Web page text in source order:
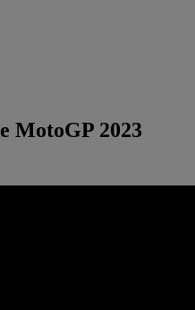
MotoGP 2023